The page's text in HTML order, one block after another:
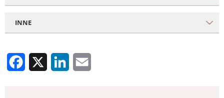
INNE
Facebook LinkedIn